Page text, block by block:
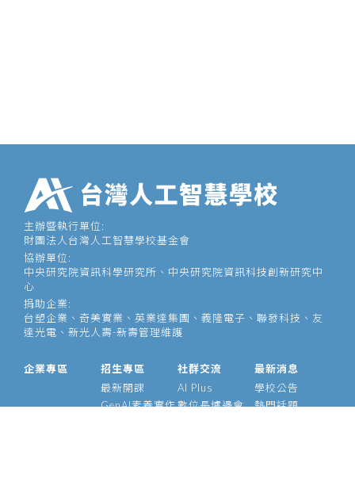
主辦暨執行單位:
財團法人台灣人工智慧學校基金會
協辦單位:
中央研究院資訊科學研究所、中央研究院資訊科技創新研究中
心
捐助企業:
台塑企業、奇美實業、英業達集團、義隆電子、聯發科技、友
達光電、新光人壽-新壽管理維護
企業專區
招生專區
最新開課
GenAI素養實作
社群交流
AI Plus
數位長爐邊會
最新消息
學校公告
熱門話題